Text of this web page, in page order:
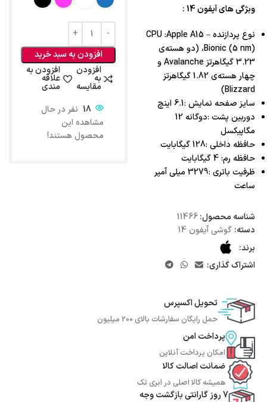
وبژگی های آیفون 14 :
نوع پردازنده – CPU :Apple A15
Bionic (5 nm)، (دو هسته‌ی
3.23 گیگاهرتز Avalanche و
چهار هسته‌ی 1.82 گیگاهرتز
Blizzard)
سایز صفحه نمایش :6.1 اینچ
دوربین پشت :دوگانه 12
مگاپیکسل
حافظه داخلی :128 گیگابایت
حافظه رم: 4 گیگابایت
ظرفیت باتری :3279 میلی آمپر
ساعت
شناسه محصول:11466
دسته: گوشی آیفون 14
برند:
اشتراک گذاری:
افزودن به سبد خرید
افزودن
به
مقایسه
افزودن به
علاقه
مندی
18 نفر در حال
مشاهده این
محصول هستند!
تحویل اکسپرس
حمل رایگان سفارشات بالای 200 میلیون
پرداخت امن
امکان پرداخت آنلاین
ضمانت اصالت کالا
همیشه کالا اصلی در ابری تک
7 روز گارانتی بازگشت وجه